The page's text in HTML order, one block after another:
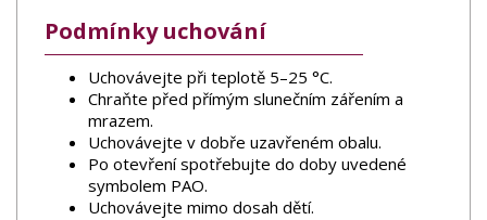
Podmínky uchování
Uchovávejte při teplotě 5–25 °C.
Chraňte před přímým slunečním zářením a
mrazem.
Uchovávejte v dobře uzavřeném obalu.
Po otevření spotřebujte do doby uvedené
symbolem PAO.
Uchovávejte mimo dosah dětí.